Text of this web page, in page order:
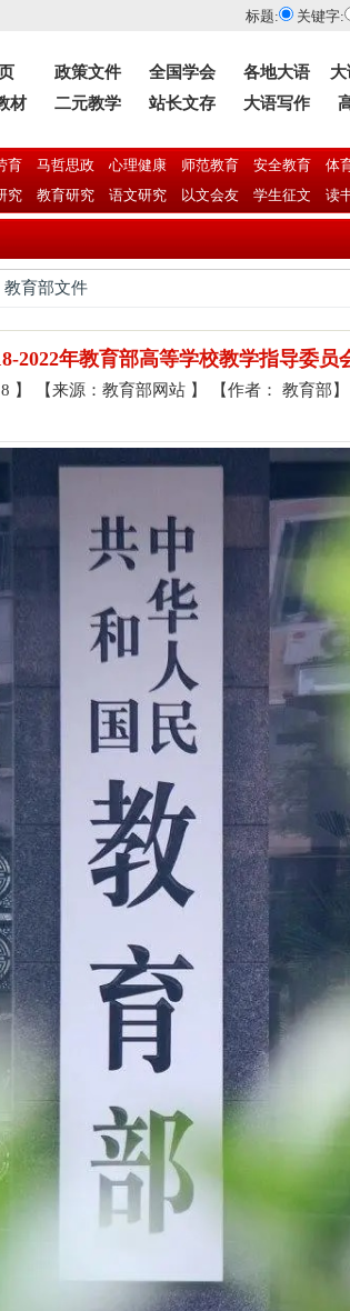
标题: 关键字:
政策文件 全国学会 各地大语
材
二元教学 站长文存 大语写作
育 马哲思政 心理健康 师范教育 安全教育 体
究
教育研究 语文研究 以文会友 学生征文 读
育部文件
2022年教育部高等学校教学指导委员
】 【来源：教育部网站 】 【作者： 教育部】